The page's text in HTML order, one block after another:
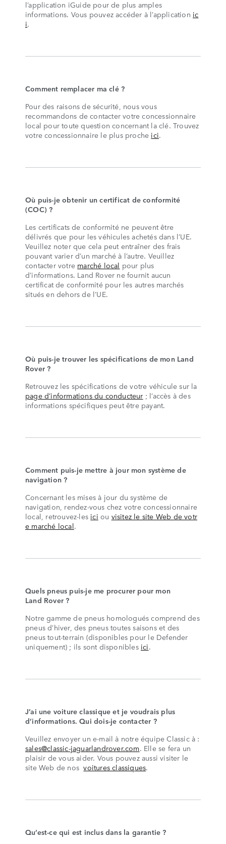
l’application iGuide pour de plus amples
informations. Vous pouvez accéder à l’application ic
i.
Comment remplacer ma clé ?
Pour des raisons de sécurité, nous vous
recommandons de contacter votre concessionnaire
local pour toute question concernant la clé. Trouvez
votre concessionnaire le plus proche ici.
Où puis-je obtenir un certificat de conformité
(COC) ?
Les certificats de conformité ne peuvent être
délivrés que pour les véhicules achetés dans l’UE.
Veuillez noter que cela peut entraîner des frais
pouvant varier d’un marché à l’autre. Veuillez
contacter votre marché local pour plus
d’informations. Land Rover ne fournit aucun
certificat de conformité pour les autres marchés
situés en dehors de l’UE.
Où puis-je trouver les spécifications de mon Land
Rover ?
Retrouvez les spécifications de votre véhicule sur la
page d’informations du conducteur ; l’accès à des
informations spécifiques peut être payant.
Comment puis-je mettre à jour mon système de
navigation ?
Concernant les mises à jour du système de
navigation, rendez-vous chez votre concessionnaire
local, retrouvez-les ici ou visitez le site Web de votr
e marché local.
Quels pneus puis-je me procurer pour mon
Land Rover ?
Notre gamme de pneus homologués comprend des
pneus d’hiver, des pneus toutes saisons et des
pneus tout-terrain (disponibles pour le Defender
uniquement) ; ils sont disponibles ici.
J’ai une voiture classique et je voudrais plus
d’informations. Qui dois-je contacter ?
Veuillez envoyer un e-mail à notre équipe Classic à :
sales@classic-jaguarlandrover.com. Elle se fera un
plaisir de vous aider. Vous pouvez aussi visiter le
site Web de nosvoitures classiques.
Qu’est-ce qui est inclus dans la garantie ?